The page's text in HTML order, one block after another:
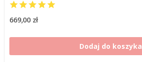
669,00 zł
Dodaj do koszyka